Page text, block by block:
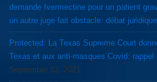
demande Ivermectine pour un patient
un autre juge fait obstacle: débat juridique
Protected: La Texas Supreme Court
Texas et aux anti-masques Covid:
September 12, 2021